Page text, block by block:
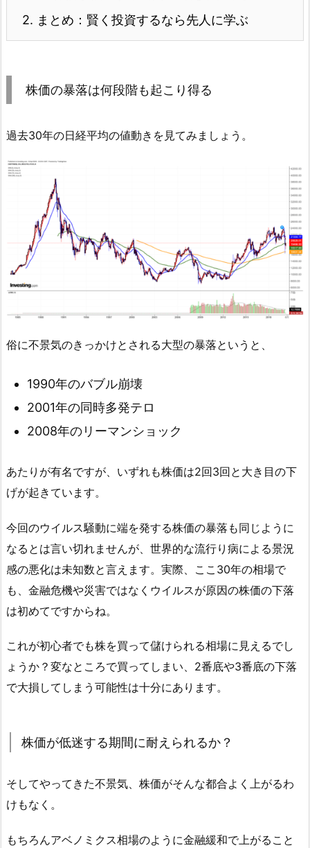
2. まとめ：賢く投資するなら先人に学ぶ
株価の暴落は何段階も起こり得る
過去30年の日経平均の値動きを見てみましょう。
俗に不景気のきっかけとされる大型の暴落というと、
1990年のバブル崩壊
2001年の同時多発テロ
2008年のリーマンショック
あたりが有名ですが、いずれも株価は2回3回と大き目の下
げが起きています。
今回のウイルス騒動に端を発する株価の暴落も同じように
なるとは言い切れませんが、世界的な流行り病による景況
感の悪化は未知数と言えます。実際、ここ30年の相場で
も、金融危機や災害ではなくウイルスが原因の株価の下落
は初めてですからね。
これが初心者でも株を買って儲けられる相場に見えるでし
ょうか？変なところで買ってしまい、2番底や3番底の下落
で大損してしまう可能性は十分にあります。
株価が低迷する期間に耐えられるか？
そしてやってきた不景気、株価がそんな都合よく上がるわ
けもなく。
もちろんアベノミクス相場のように金融緩和で上がること